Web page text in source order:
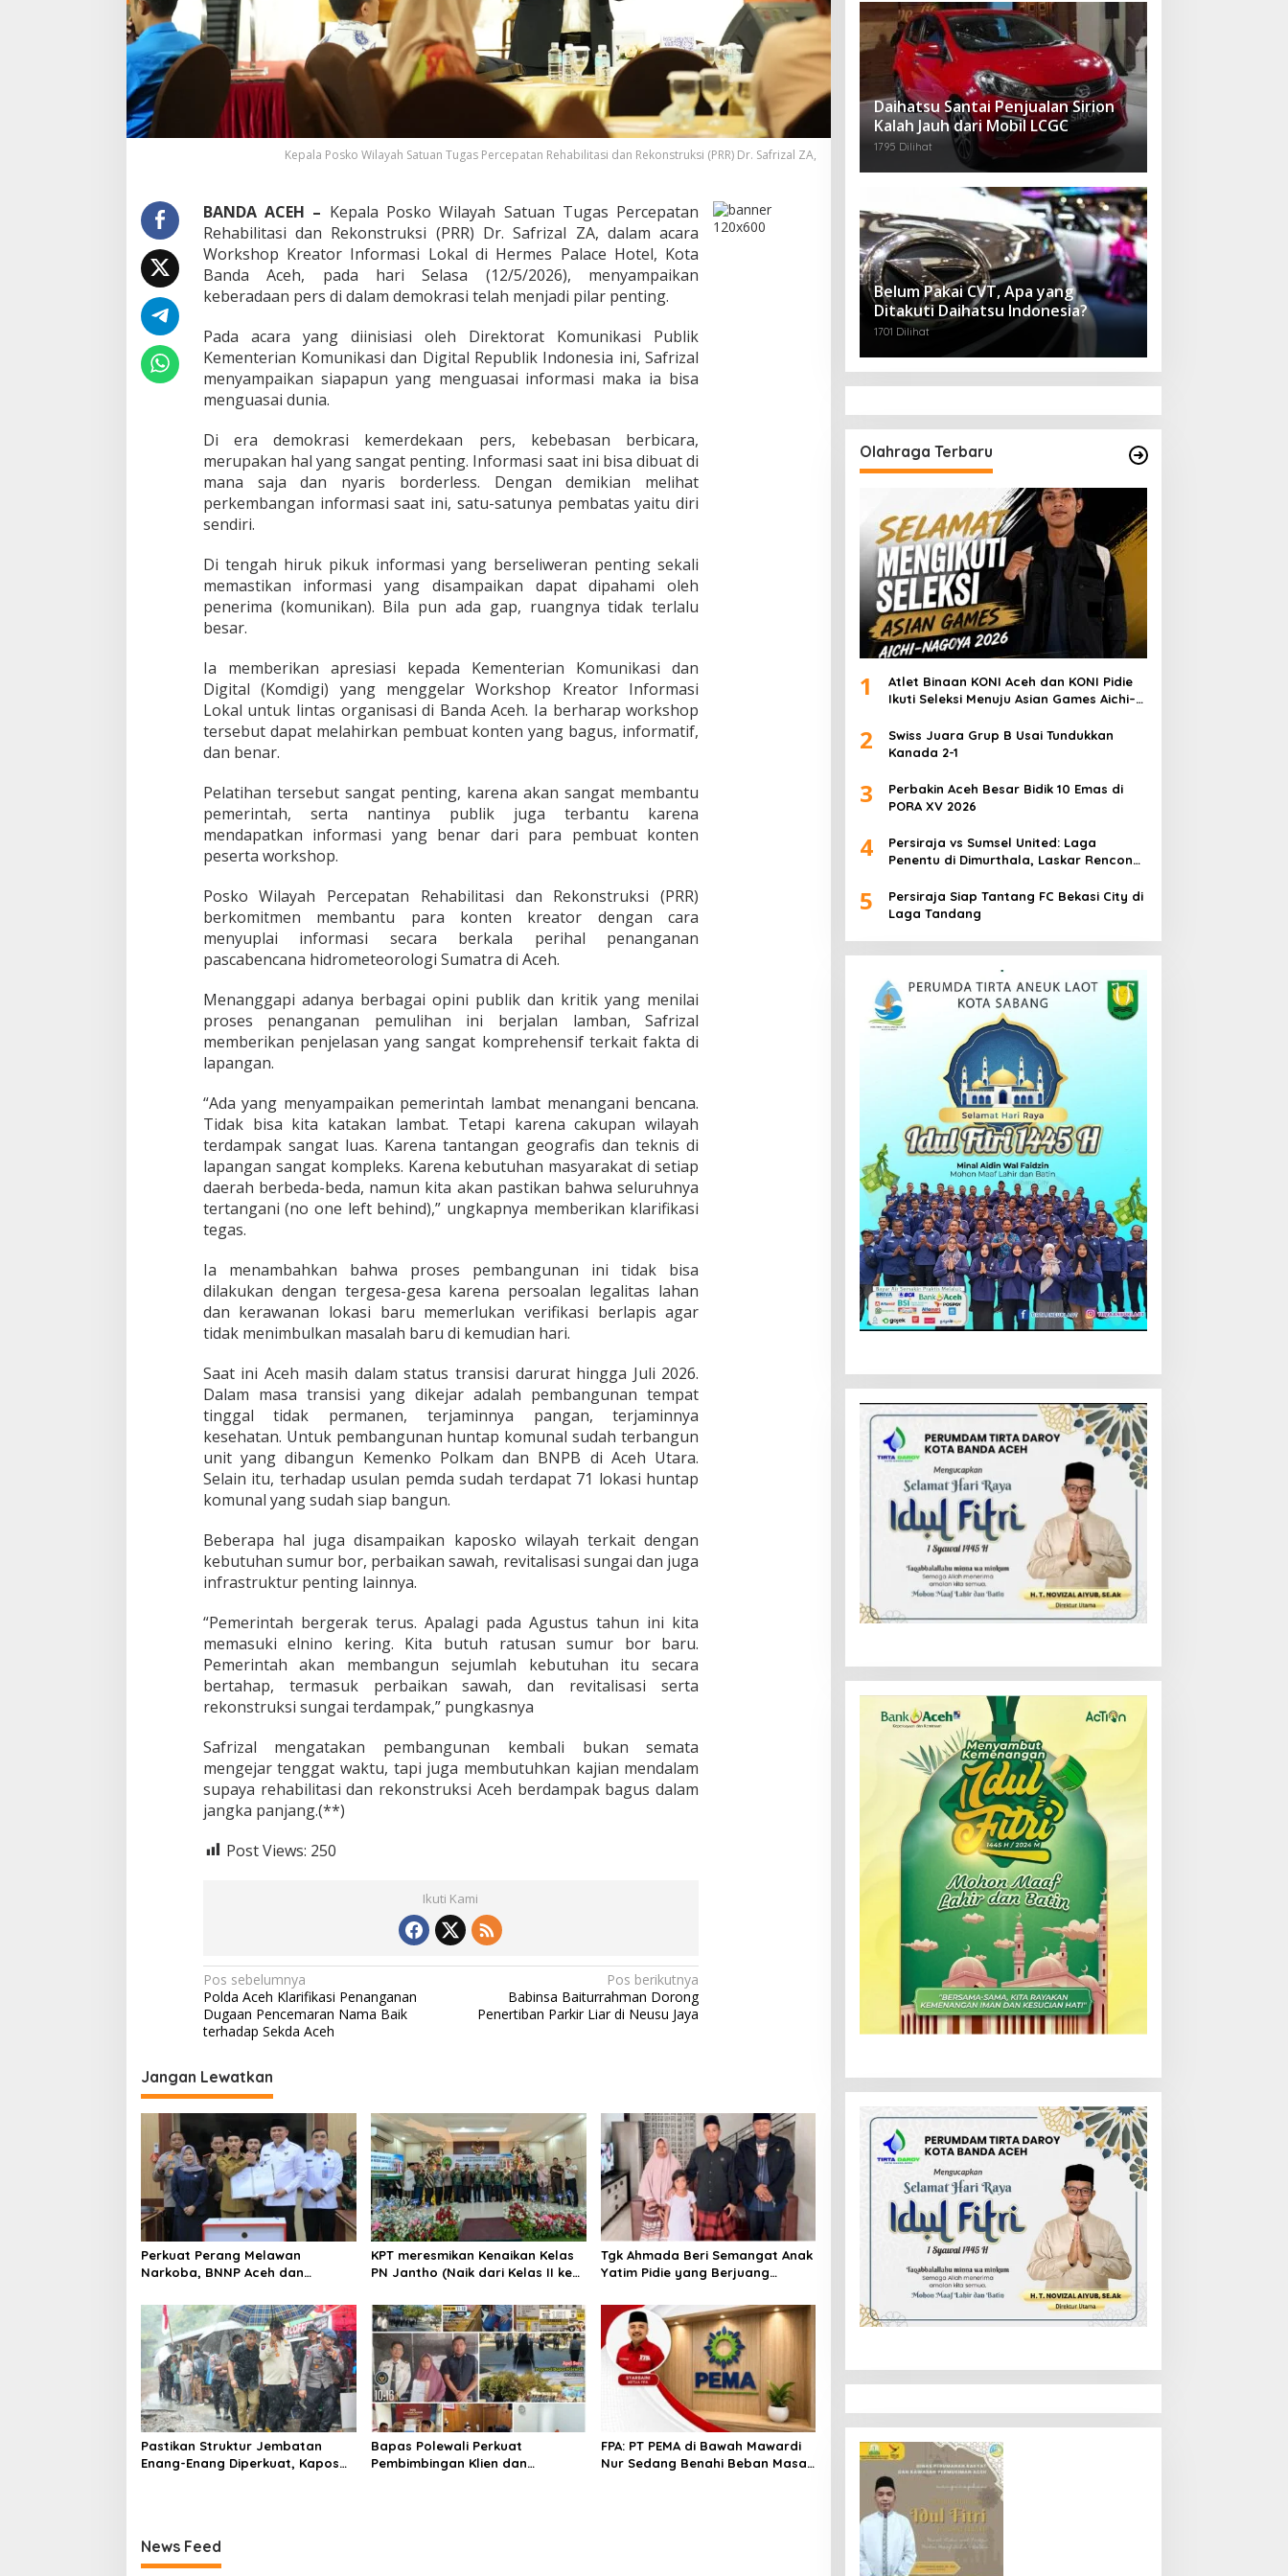
n
t
i
n
g
n
y
y
a
m
a
i
n
I
n
f
o
m
a
s
i
A
r
a
t
P
u
i
h
a
n
a
s
c
a
b
n
c
a
n
a
i
A
e
h
Kepala Posko Wilayah Satuan Tugas Percepatan Rehabilitasi dan Rekonstruksi (PRR) Dr. Safrizal ZA,
BANDA ACEH – Kepala Posko Wilayah Satuan Tugas Percepatan
Rehabilitasi dan Rekonstruksi (PRR) Dr. Safrizal ZA, dalam acara
Workshop Kreator Informasi Lokal di Hermes Palace Hotel, Kota
Banda Aceh, pada hari Selasa (12/5/2026), menyampaikan
keberadaan pers di dalam demokrasi telah menjadi pilar penting.
Pada acara yang diinisiasi oleh Direktorat Komunikasi Publik
Kementerian Komunikasi dan Digital Republik Indonesia ini, Safrizal
menyampaikan siapapun yang menguasai informasi maka ia bisa
menguasai dunia.
Di era demokrasi kemerdekaan pers, kebebasan berbicara,
merupakan hal yang sangat penting. Informasi saat ini bisa dibuat di
mana saja dan nyaris borderless. Dengan demikian melihat
perkembangan informasi saat ini, satu-satunya pembatas yaitu diri
sendiri.
Di tengah hiruk pikuk informasi yang berseliweran penting sekali
memastikan informasi yang disampaikan dapat dipahami oleh
penerima (komunikan). Bila pun ada gap, ruangnya tidak terlalu
besar.
Ia memberikan apresiasi kepada Kementerian Komunikasi dan
Digital (Komdigi) yang menggelar Workshop Kreator Informasi
Lokal untuk lintas organisasi di Banda Aceh. Ia berharap workshop
tersebut dapat melahirkan pembuat konten yang bagus, informatif,
dan benar.
Pelatihan tersebut sangat penting, karena akan sangat membantu
pemerintah, serta nantinya publik juga terbantu karena
mendapatkan informasi yang benar dari para pembuat konten
peserta workshop.
Posko Wilayah Percepatan Rehabilitasi dan Rekonstruksi (PRR)
berkomitmen membantu para konten kreator dengan cara
menyuplai informasi secara berkala perihal penanganan
pascabencana hidrometeorologi Sumatra di Aceh.
Menanggapi adanya berbagai opini publik dan kritik yang menilai
proses penanganan pemulihan ini berjalan lamban, Safrizal
memberikan penjelasan yang sangat komprehensif terkait fakta di
lapangan.
“Ada yang menyampaikan pemerintah lambat menangani bencana.
Tidak bisa kita katakan lambat. Tetapi karena cakupan wilayah
terdampak sangat luas. Karena tantangan geografis dan teknis di
lapangan sangat kompleks. Karena kebutuhan masyarakat di setiap
daerah berbeda-beda, namun kita akan pastikan bahwa seluruhnya
tertangani (no one left behind),” ungkapnya memberikan klarifikasi
tegas.
Ia menambahkan bahwa proses pembangunan ini tidak bisa
dilakukan dengan tergesa-gesa karena persoalan legalitas lahan
dan kerawanan lokasi baru memerlukan verifikasi berlapis agar
tidak menimbulkan masalah baru di kemudian hari.
Saat ini Aceh masih dalam status transisi darurat hingga Juli 2026.
Dalam masa transisi yang dikejar adalah pembangunan tempat
tinggal tidak permanen, terjaminnya pangan, terjaminnya
kesehatan. Untuk pembangunan huntap komunal sudah terbangun
unit yang dibangun Kemenko Polkam dan BNPB di Aceh Utara.
Selain itu, terhadap usulan pemda sudah terdapat 71 lokasi huntap
komunal yang sudah siap bangun.
Beberapa hal juga disampaikan kaposko wilayah terkait dengan
kebutuhan sumur bor, perbaikan sawah, revitalisasi sungai dan juga
infrastruktur penting lainnya.
“Pemerintah bergerak terus. Apalagi pada Agustus tahun ini kita
memasuki elnino kering. Kita butuh ratusan sumur bor baru.
Pemerintah akan membangun sejumlah kebutuhan itu secara
bertahap, termasuk perbaikan sawah, dan revitalisasi serta
rekonstruksi sungai terdampak,” pungkasnya
Safrizal mengatakan pembangunan kembali bukan semata
mengejar tenggat waktu, tapi juga membutuhkan kajian mendalam
supaya rehabilitasi dan rekonstruksi Aceh berdampak bagus dalam
jangka panjang.(**)
Post Views: 250
Ikuti Kami
N
a
v
i
g
a
s
i
p
o
s
Pos sebelumnya
Polda Aceh Klarifikasi Penanganan
Dugaan Pencemaran Nama Baik
terhadap Sekda Aceh
Pos berikutnya
Babinsa Baiturrahman Dorong
Penertiban Parkir Liar di Neusu Jaya
Jangan Lewatkan
Perkuat Perang Melawan
Narkoba, BNNP Aceh dan
P4GN
KPT meresmikan Kenaikan Kelas
PN Jantho (Naik dari Kelas II ke
Tgk Ahmada Beri Semangat Anak
Yatim Pidie yang Berjuang
Pastikan Struktur Jembatan
Enang-Enang Diperkuat, Kaposwil
Bapas Polewali Perkuat
Pembimbingan Klien dan
FPA: PT PEMA di Bawah Mawardi
Nur Sedang Benahi Beban Masa
News Feed
Daihatsu Santai Penjualan Sirion
Kalah Jauh dari Mobil LCGC
1795 Dilihat
Belum Pakai CVT, Apa yang
Ditakuti Daihatsu Indonesia?
1701 Dilihat
Olahraga Terbaru
1
Atlet Binaan KONI Aceh dan KONI Pidie
Ikuti Seleksi Menuju Asian Games Aichi–
2
Swiss Juara Grup B Usai Tundukkan
Kanada 2-1
3
Perbakin Aceh Besar Bidik 10 Emas di
PORA XV 2026
4
Persiraja vs Sumsel United: Laga
Penentu di Dimurthala, Laskar Rencong
5
Persiraja Siap Tantang FC Bekasi City di
Laga Tandang